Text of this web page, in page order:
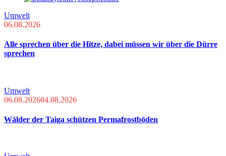
Umwelt
06.08.2026
Alle sprechen über die Hitze, dabei müssen wir über die Dürre
sprechen
Umwelt
06.08.202604.08.2026
Wälder der Taiga schützen Permafrostböden